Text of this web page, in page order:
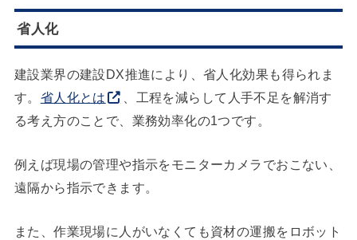
省人化
建設業界の建設DX推進により、省人化効果も得られま
す。 省人化とは
、工程を減らして人手不足を解消す
る考え方のことで、業務効率化の1つです。
例えば現場の管理や指示をモニターカメラでおこない、
遠隔から指示できます。
また、作業現場に人がいなくても資材の運搬をロボット